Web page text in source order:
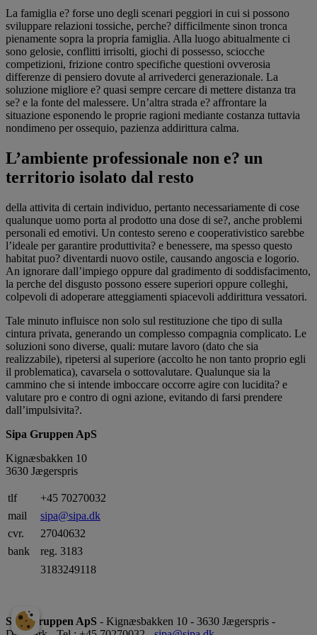
La famiglia e? forse uno degli scenari peggiori in cui si possono
sviluppare relazioni tossiche, perche? difficilmente sinon tronca
pienamente sopra la propria famiglia. Alla luogo abitualmente ci
sono gelosie, conflitti irrisolti, giochi di possesso, sciocche
competizioni, frizione contro specifiche questioni ovverosia
differenze di pensiero dovute al arrivederci generazionale. La
soluzione migliore e? quasi sempre cercare di mettere distanza tra
se? e la fonte del malessere. Un’altra strada e? affrontare la
situazione esponendo le proprie ragioni mediante costanza tuttavia
nondimeno per ossequio, pazienza addirittura calma.
L’ambiente professionale non e? un
territorio isolato dal resto
della attivita di certain individuo, pertanto necessariamente di cose
qualunque uomo porta al prodotto una dose di se?, anche problemi
personali ed emotivi. Un contesto sereno e cooperativistico sarebbe
l’ideale per garantire produttivita? e benessere, ma spesso questo
habitat puo? diventardi nuovo ostile, causando angoscia e logorio.
An ignorare dall’impiego oppure dal gradimento di soddisfacimento,
la perche del disgusto possono essere superiori oppure colleghi,
colpevoli di adoperare atteggiamenti spiacevoli addirittura vessatori.
Tale minuto influisce non solo sul restituzione che tipo di sulla
cintura privata, generando un complesso compagnia complicato. Le
soluzioni sono diverse, quali: mutare lavoro (dato che sia
realizzabile), ripetersi al superiore (accolto he non tanto proprio egli
il problematica), cavarsela o sottovalutare. Qualunque sia la
cammino che si intende imboccare occorre agire con lucidita? e
valutare pro e contro di ogni azione, evitando di farsi prendere
dall’impulsivita?.
Sipa Gruppen ApS
Kignæsbakken 10
3630 Jægerspris
tlf
+45 70270032
mail
sipa@sipa.dk
cvr.
27040632
bank
reg. 3183
3183249118
Sipa Gruppen ApS - Kignæsbakken 10 - 3630 Jægerspris -